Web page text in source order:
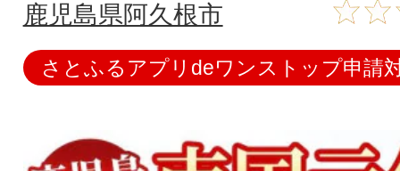
鹿児島県阿久根市
さとふるアプリdeワンストップ申請